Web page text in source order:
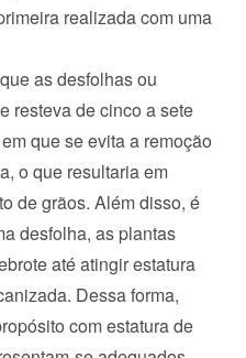
realizada com uma
as desfolhas ou
resteva de cinco a sete
que se evita a remoção
o que resultaria em
de grãos. Além disso, é
desfolha, as plantas
até atingir estatura
Dessa forma,
com estatura de